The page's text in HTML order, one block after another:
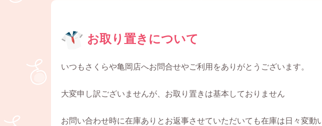
お取り置きについて
いつもさくらや亀岡店へお問合せやご利用をありがとうございます。
大変申し訳ございませんが、お取り置きは基本しておりません
お問い合わせ時に在庫ありとお返事させていただいても在庫は日々変動